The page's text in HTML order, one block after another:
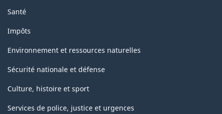
Santé
Impôts
Environnement et ressources naturelles
Sécurité nationale et défense
Culture, histoire et sport
Services de police, justice et urgences